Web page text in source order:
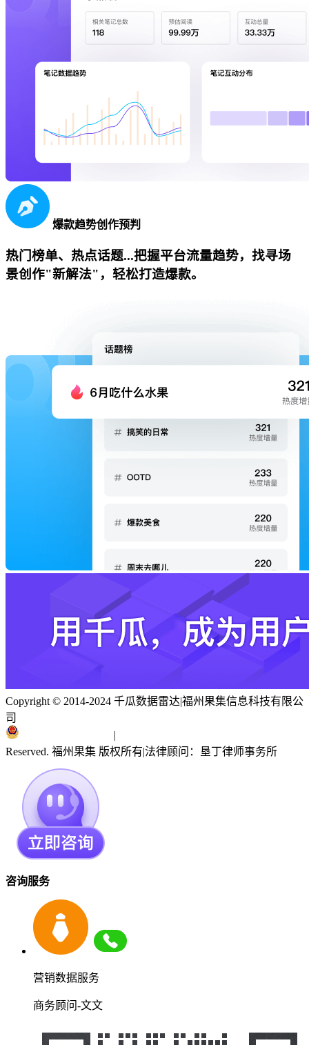
爆款趋势创作预判
热门榜单、热点话题...把握平台流量趋势，找寻场
景创作"新解法"，轻松打造爆款。
Copyright © 2014-2024 千瓜数据雷达|福州果集信息科技有限公
司
|
Reserved. 福州果集 版权所有|法律顾问：垦丁律师事务所
咨询服务
营销数据服务
商务顾问-文文